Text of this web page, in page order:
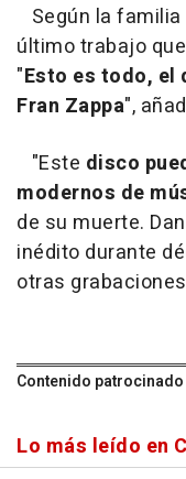
Según la familia
último trabajo
"Esto es todo, el
Fran Zappa",
"Este disco
modernos de
de su muerte.
inédito durante
otras
Contenido patrocinado
Lo más leído en